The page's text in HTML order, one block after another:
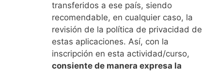
transferidos a ese país, siendo
recomendable, en cualquier caso, la
revisión de la política de privacidad de
estas aplicaciones. Así, con la
inscripción en esta actividad/curso,
consiente de manera expresa la